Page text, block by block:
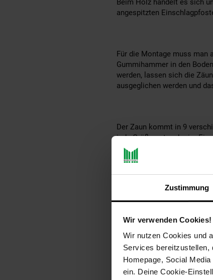
Zustimmung
Wir verwenden Cookies!
Wir nutzen Cookies und
Services bereitzustellen,
Homepage, Social
ein. Deine Cookie-
Beim Holz handelt es sich
angespitzten
Für die Montage muss man
Gummihammer in den
werden, lassen sich die
ausgeglichen werden und
Der Zaun kommt in 9
jede Größe entweder im
Vorgaben für Sie gefertigt.
den Boden